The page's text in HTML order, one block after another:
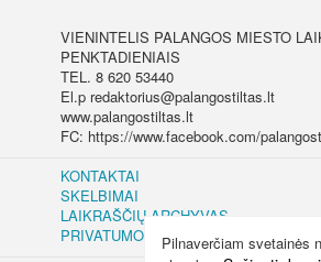
VIENINTELIS PALANGOS MIESTO
PENKTADIENIAIS
TEL. 8 620 53440
El.p redaktorius@palangostiltas.lt
www.palangostiltas.lt
FC: https://www.facebook.com/
KONTAKTAI
SKELBIMAI
LAIKRAŠČIŲ ARCHYVAS
PRIVATUMO IR SLAPUKŲ POLITIKA
Pilnaverčiam svetainės